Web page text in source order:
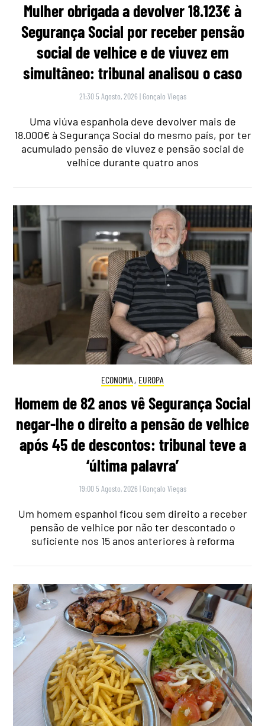
Mulher obrigada a devolver 18.123€ à
Segurança Social por receber pensão
social de velhice e de viuvez em
simultâneo: tribunal analisou o caso
21:30 5 Agosto, 2026 | Gonçalo Viegas
Uma viúva espanhola deve devolver mais de
18.000€ à Segurança Social do mesmo país, por ter
acumulado pensão de viuvez e pensão social de
velhice durante quatro anos
ECONOMIA , EUROPA
Homem de 82 anos vê Segurança Social
negar-lhe o direito a pensão de velhice
após 45 de descontos: tribunal teve a
‘última palavra’
19:00 5 Agosto, 2026 | Gonçalo Viegas
Um homem espanhol ficou sem direito a receber
pensão de velhice por não ter descontado o
suficiente nos 15 anos anteriores à reforma